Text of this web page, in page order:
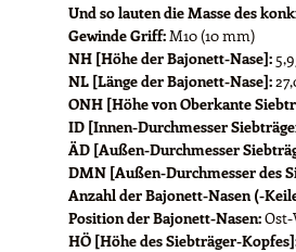
Und so lauten die Masse des
Gewinde Griff:M10 (10 mm)
NH [Höhe der Bajonett-Nase]:
NL [Länge der Bajonett-Nase]:
ONH [Höhe von Oberkante
ID [Innen-Durchmesser
ÄD [Außen-Durchmesser
DMN [Außen-Durchmesser des
Anzahl der Bajonett-Nasen (-
Position der Bajonett-Nasen:
HÖ [Höhe des Siebträger-